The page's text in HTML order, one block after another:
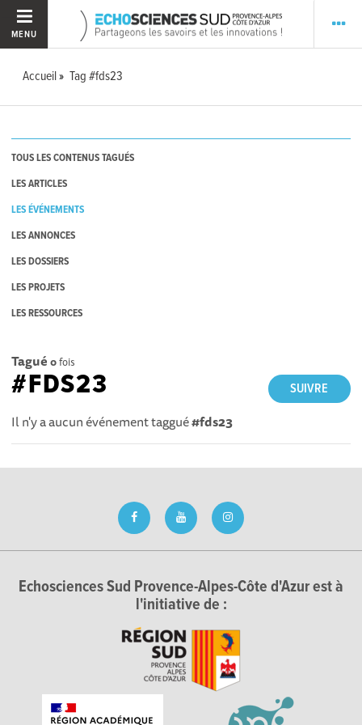
MENU
Accueil Tag #fds23
TOUS LES CONTENUS TAGUÉS
LES ARTICLES
LES ÉVÉNEMENTS
LES ANNONCES
LES DOSSIERS
LES PROJETS
LES RESSOURCES
Tagué 0fois
SUIVRE
#FDS23
Il n'y a aucun événement taggué#fds23
Echosciences Sud Provence-Alpes-Côte d'Azur est à
l'initiative de :